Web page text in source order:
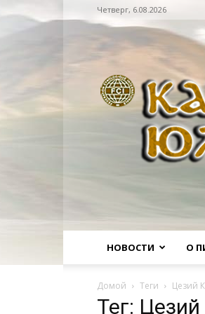
Четверг, 6.08.2026
НОВОСТИ О
Домой Теги Цезий
Тег: